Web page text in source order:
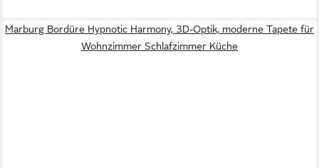
Marburg Bordüre Hypnotic Harmony, 3D-Optik, moderne Tapete für
Wohnzimmer Schlafzimmer Küche